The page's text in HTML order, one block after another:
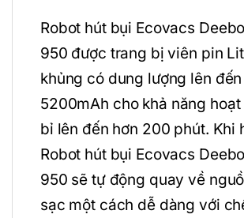
Robot hút bụi Ecovacs
950 được trang bị viên pin
khủng có dung lượng lên đến
5200mAh cho khả năng
bỉ lên đến hơn 200 phút. Khi
Robot hút bụi Ecovacs
950 sẽ tự động quay về
sạc một cách dễ dàng với